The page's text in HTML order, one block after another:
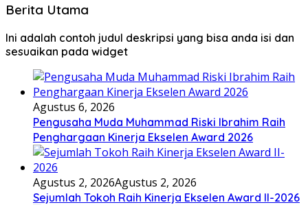
Berita Utama
Ini adalah contoh judul deskripsi yang bisa anda isi dan
sesuaikan pada widget
Agustus 6, 2026
Pengusaha Muda Muhammad Riski Ibrahim Raih
Penghargaan Kinerja Ekselen Award 2026
Agustus 2, 2026Agustus 2, 2026
Sejumlah Tokoh Raih Kinerja Ekselen Award II-2026